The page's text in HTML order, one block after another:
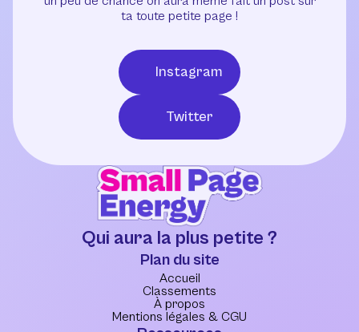
ta toute petite page !
Instagram
Twitter
Qui aura la plus petite ?
Plan du site
Accueil
Classements
À propos
Mentions légales & CGU